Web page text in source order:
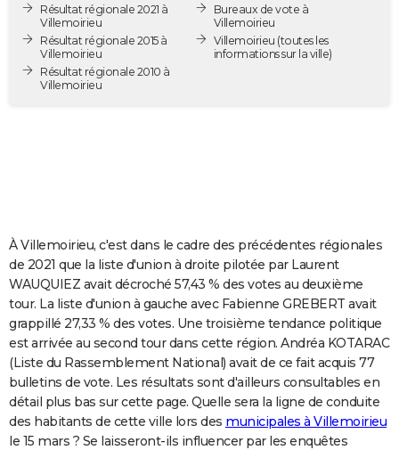
Destinations
City break
Voyage nature
Voyage de noces
Forum
PHOTO
GUIDES D'ACHAT
BONS PLANS
COPAINS D'AVANT
S'inscrire
Se connecter
Lycées
Collèges
Primaires
Universités
Entreprises
Service militaire
Avis de recherche
AVIS DE DÉCÈS
FORUM
Bricolage
Lifestyle
Culture
Sport
Auto
Television
Voyage
Cinema
Résultat régionale 2021 à
Villemoirieu
Résultat régionale 2015 à
Villemoirieu
Résultat régionale 2010 à
Villemoirieu
Bureaux de vote à
Villemoirieu
Villemoirieu (toutes les
informations sur la ville)
À Villemoirieu, c'est dans le cadre des précédentes régionales
de 2021 que la liste d'union à droite pilotée par Laurent
WAUQUIEZ avait décroché 57,43 % des votes au deuxième
tour. La liste d'union à gauche avec Fabienne GREBERT avait
grappillé 27,33 % des votes. Une troisième tendance politique
est arrivée au second tour dans cette région. Andréa KOTARAC
(Liste du Rassemblement National) avait de ce fait acquis 77
bulletins de vote. Les résultats sont d'ailleurs consultables en
détail plus bas sur cette page. Quelle sera la ligne de conduite
des habitants de cette ville lors des municipales à Villemoirieu
le 15 mars ? Se laisseront-ils influencer par les enquêtes